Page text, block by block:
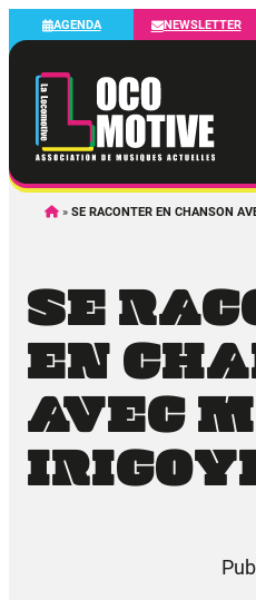
Aller
au
contenu
AGENDA NEWSLETTER
» SE RACONTER EN CHANSON
SE
EN
AVEC